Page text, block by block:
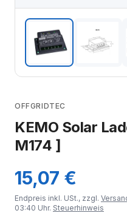
OFFGRIDTEC
KEMO Solar
M174 ]
15,07 €
Endpreis inkl. USt., zzgl.
03:40 Uhr. Steuerhinweis